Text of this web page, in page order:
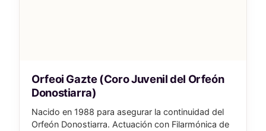
Orfeoi Gazte (Coro Juvenil del Orfeón
Donostiarra)
Nacido en 1988 para asegurar la continuidad del
Orfeón Donostiarra. Actuación con Filarmónica de